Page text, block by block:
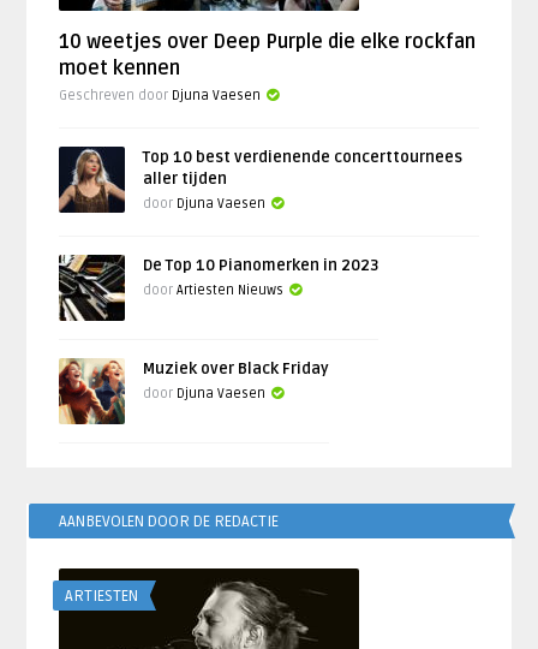
10 weetjes over Deep Purple die elke rockfan
moet kennen
Geschreven door Djuna Vaesen
Top 10 best verdienende concerttournees
aller tijden
door Djuna Vaesen
De Top 10 Pianomerken in 2023
doorArtiesten Nieuws
Muziek over Black Friday
door Djuna Vaesen
AANBEVOLEN DOOR DE REDACTIE
ARTIESTEN